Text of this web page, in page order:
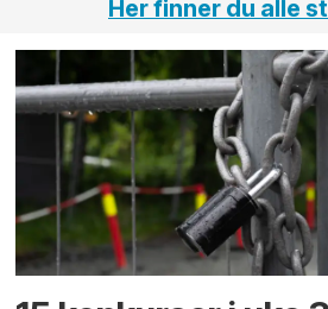
Her finner du alle